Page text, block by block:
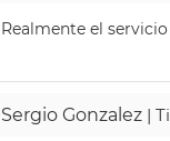
Realmente el
Sergio Gonzalez |